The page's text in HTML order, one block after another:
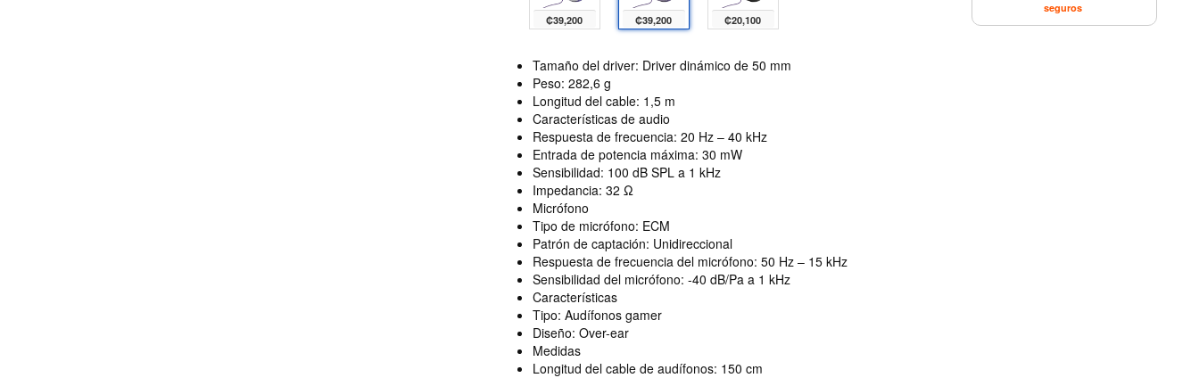
₡39,200 ₡39,200 ₡20,100
Tamaño del driver: Driver dinámico de 50 mm
Peso: 282,6 g
Longitud del cable: 1,5 m
Características de audio
Respuesta de frecuencia: 20 Hz – 40 kHz
Entrada de potencia máxima: 30 mW
Sensibilidad: 100 dB SPL a 1 kHz
Impedancia: 32 Ω
Micrófono
Tipo de micrófono: ECM
Patrón de captación: Unidireccional
Respuesta de frecuencia del micrófono: 50 Hz – 15 kHz
Sensibilidad del micrófono: -40 dB/Pa a 1 kHz
Características
Tipo: Audífonos gamer
Diseño: Over-ear
Medidas
Longitud del cable de audífonos: 150 cm
seguros